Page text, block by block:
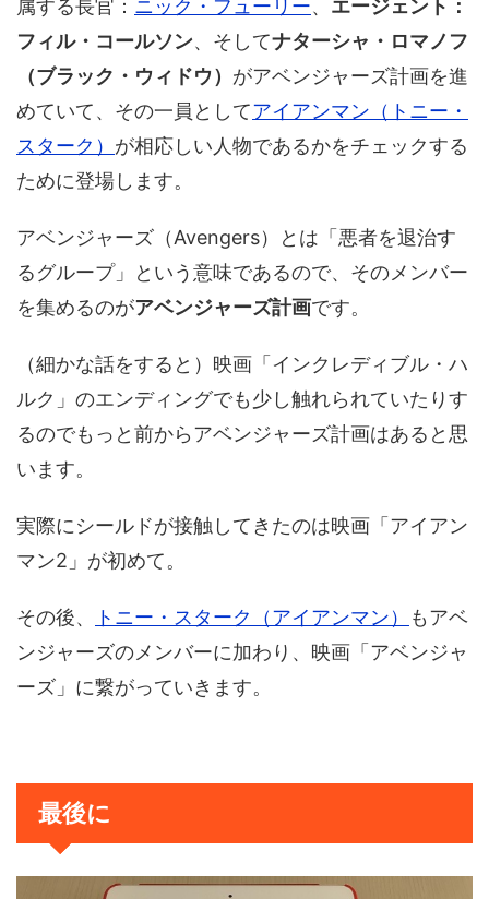
属する長官： ニック・フューリー、 エージェント：
フィル・コールソン、そしてナターシャ・ロマノフ
（ブラック・ウィドウ） がアベンジャーズ計画を進
めていて、その一員としてアイアンマン（トニー・
スターク） が相応しい人物であるかをチェックする
ために登場します。
アベンジャーズ（Avengers）とは「悪者を退治す
るグループ」という意味であるので、そのメンバー
を集めるのがアベンジャーズ計画です。
（細かな話をすると）映画「インクレディブル・ハ
ルク」のエンディングでも少し触れられていたりす
るのでもっと前からアベンジャーズ計画はあると思
います。
実際にシールドが接触してきたのは映画「アイアン
マン2」が初めて。
その後、 トニー・スターク（アイアンマン）
もアベ
ンジャーズのメンバーに加わり、映画「アベンジャ
ーズ」に繋がっていきます。
最後に